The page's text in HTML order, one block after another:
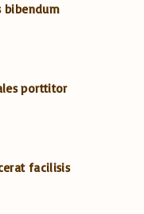
bibendum
porttitor
facilisis